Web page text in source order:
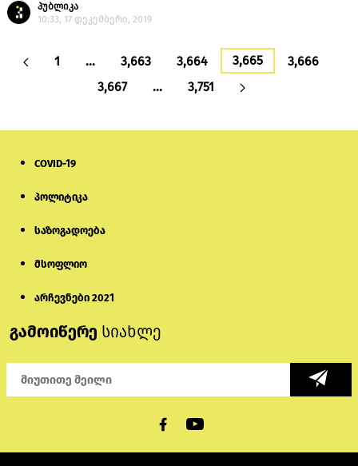
პუბლიკა
10:33, 17 დეკემბერი, 2019
1 … 3,663 3,664 3,665
3,666
3,667
… 3,751
COVID-19
პოლიტიკა
საზოგადოება
მსოფლიო
არჩევნები 2021
გამოიწერე სიახლე